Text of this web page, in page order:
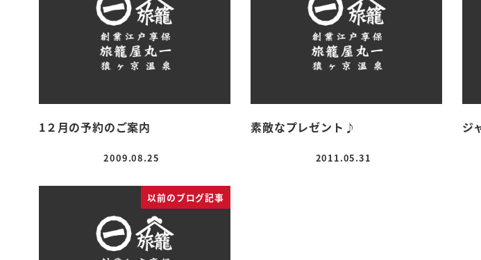
1２月の予約のご案内
投稿日
2009.08.25
素敵なプレゼント♪
投稿日
2011.05.31
ジ
以前のブログ記事